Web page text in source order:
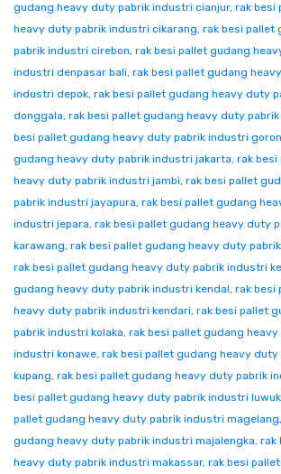
gudang heavy duty pabrik industri cianjur, rak besi
heavy duty pabrik industri cikarang, rak besi pallet
pabrik industri cirebon, rak besi pallet gudang
industri denpasar bali, rak besi pallet gudang
industri depok, rak besi pallet gudang heavy duty
donggala, rak besi pallet gudang heavy duty
besi pallet gudang heavy duty pabrik industri
gudang heavy duty pabrik industri jakarta, rak besi
heavy duty pabrik industri jambi, rak besi pallet
pabrik industri jayapura, rak besi pallet gudang
industri jepara, rak besi pallet gudang heavy duty
karawang, rak besi pallet gudang heavy duty
rak besi pallet gudang heavy duty pabrik industri
gudang heavy duty pabrik industri kendal, rak besi
heavy duty pabrik industri kendari, rak besi pallet
pabrik industri kolaka, rak besi pallet gudang
industri konawe, rak besi pallet gudang heavy
kupang, rak besi pallet gudang heavy duty pabrik
besi pallet gudang heavy duty pabrik industri
pallet gudang heavy duty pabrik industri magelang,
gudang heavy duty pabrik industri majalengka, rak
heavy duty pabrik industri makassar, rak besi